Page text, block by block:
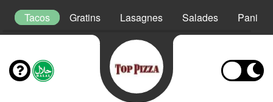
Tacos Gratins Lasagnes Salades Paninis